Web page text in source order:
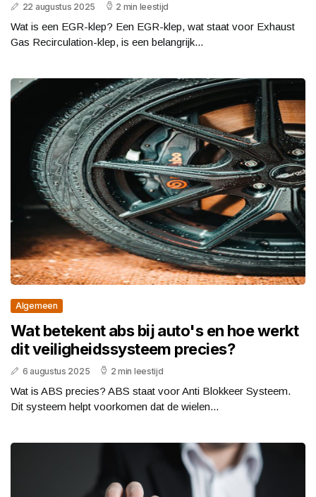
22 augustus 2025 2 min leestijd
Wat is een EGR-klep? Een EGR-klep, wat staat voor Exhaust
Gas Recirculation-klep, is een belangrijk...
Algemeen
Wat betekent abs bij auto's en hoe werkt
dit veiligheidssysteem precies?
6 augustus 2025 2 min leestijd
Wat is ABS precies? ABS staat voor Anti Blokkeer Systeem.
Dit systeem helpt voorkomen dat de wielen...